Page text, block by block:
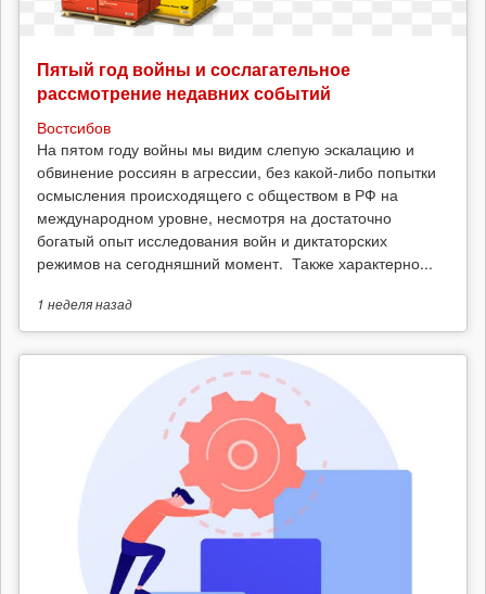
Пятый год войны и сослагательное
рассмотрение недавних событий
Востсибов
На пятом году войны мы видим слепую эскалацию и
обвинение россиян в агрессии, без какой-либо попытки
осмысления происходящего с обществом в РФ на
международном уровне, несмотря на достаточно
богатый опыт исследования войн и диктаторских
режимов на сегодняшний момент. Также характерно...
1 неделяназад